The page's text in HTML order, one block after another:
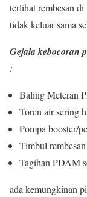
terlihat rembesan
tidak keluar sama
Gejala kebocoran
:
Baling Meteran
Toren air sering
Pompa booster/
Timbul
Tagihan PDAM
ada kemungkinan